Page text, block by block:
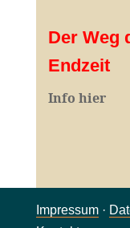
Der Weg
Endzeit
Info hier
Impressum·